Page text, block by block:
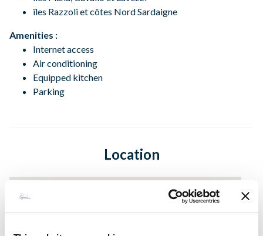
îles Razzoli et côtes Nord Sardaigne
Amenities :
Internet access
Air conditioning
Equipped kitchen
Parking
Location